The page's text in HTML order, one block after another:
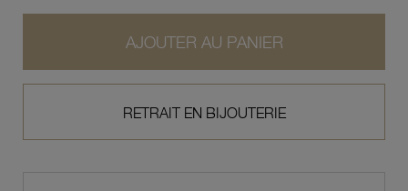
AJOUTER AU PANIER
RETRAIT EN BIJOUTERIE